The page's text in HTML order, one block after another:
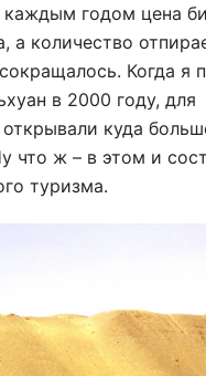
каждым годом цена
а количество
Когда я
в 2000 году, для
открывали куда
что ж – в этом и
туризма.